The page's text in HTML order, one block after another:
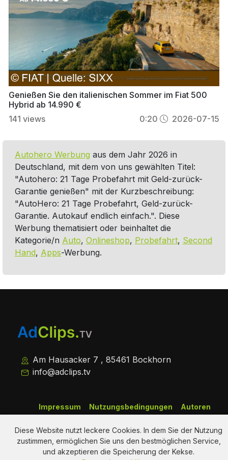
Diese Website nutzt leckere Cookies. In dem Sie der Nutzung
zustimmen, ermöglichen Sie uns den bestmöglichen Service,
und akzeptieren die Speicherung der Kekse.
Genießen Sie den italienischen Sommer im Fiat 500
Hybrid ab 14.990 €
141 views 0:20 2026-07-15
Autohero Werbung aus dem Jahr 2026 in
Deutschland, mit dem von uns gewählten Titel:
"Autohero: 21 Tage Probefahrt mit Geld-zurück-
Garantie genießen" mit der Kurzbeschreibung:
"AutoHero: 21 Tage Probefahrt, Geld-zurück-
Garantie. Autokauf endlich einfach.". Diese
Werbung thematisiert oder beinhaltet die
Kategorie/n Auto, Onlineshop, Probefahrt, Second
Hand, Apps-Werbung.
Am Hausacker 7 , 85461 Bockhorn
info@adclips.tv
Autoren
Nutzungsbedingungen
Impressum
Kontakt
About Us
Datenschutz
Copy Right Reserved by AdClips.TV @ 2026